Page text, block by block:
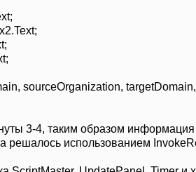
targetDomain,
3-4, таким образом
решалось использованием